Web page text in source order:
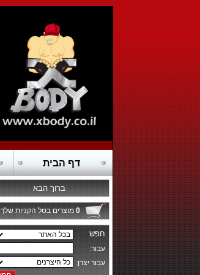
דף הבית
ברוך הבא
0 מוצרים בסל הקניות שלך